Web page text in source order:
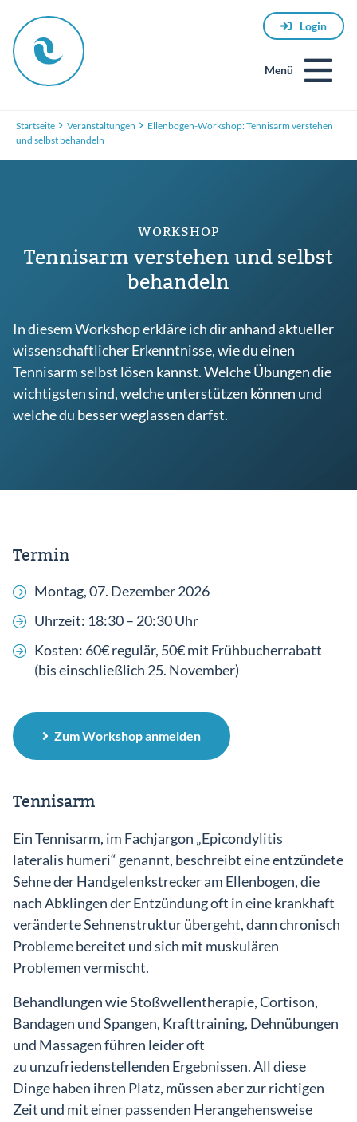
Login
E-
Menü
Startseite Veranstaltungen
Ellenbogen-Workshop: Tennisarm verstehen
und selbst behandeln
WORKSHOP
Tennisarm verstehen und selbst
behandeln
In diesem Workshop erkläre ich dir anhand aktueller
wissenschaftlicher Erkenntnisse, wie du einen
Tennisarm selbst lösen kannst. Welche Übungen die
wichtigsten sind, welche unterstützen können und
welche du besser weglassen darfst.
Termin
Montag, 07. Dezember 2026
Uhrzeit: 18:30 – 20:30 Uhr
Kosten: 60€ regulär, 50€ mit Frühbucherrabatt
(bis einschließlich 25. November)
Zum Workshop anmelden
Tennisarm
Ein Tennisarm, im Fachjargon „Epicondylitis
lateralis humeri“ genannt, beschreibt eine entzündete
Sehne der Handgelenkstrecker am Ellenbogen, die
nach Abklingen der Entzündung oft in eine krankhaft
veränderte Sehnenstruktur übergeht, dann chronisch
Probleme bereitet und sich mit muskulären
Problemen vermischt.
Behandlungen wie Stoßwellentherapie, Cortison,
Bandagen und Spangen, Krafttraining, Dehnübungen
und Massagen führen leider oft
zu unzufriedenstellenden Ergebnissen. All diese
Dinge haben ihren Platz, müssen aber zur richtigen
Zeit und mit einer passenden Herangehensweise